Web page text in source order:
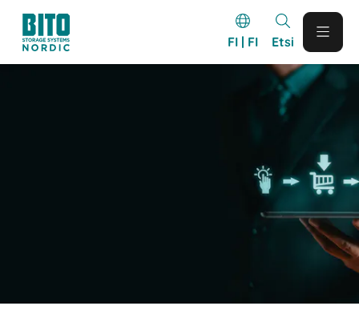
FI | FI Etsi